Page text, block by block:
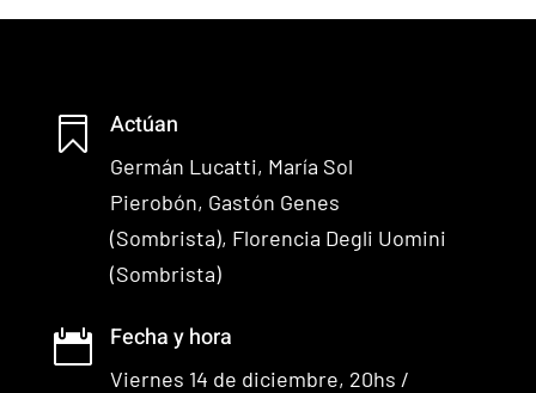
 Actúan
Germán Lucatti, María Sol
Pierobón, Gastón Genes
(Sombrista), Florencia Degli Uomini
(Sombrista)
 Fecha y hora
Viernes 14 de diciembre, 20hs /